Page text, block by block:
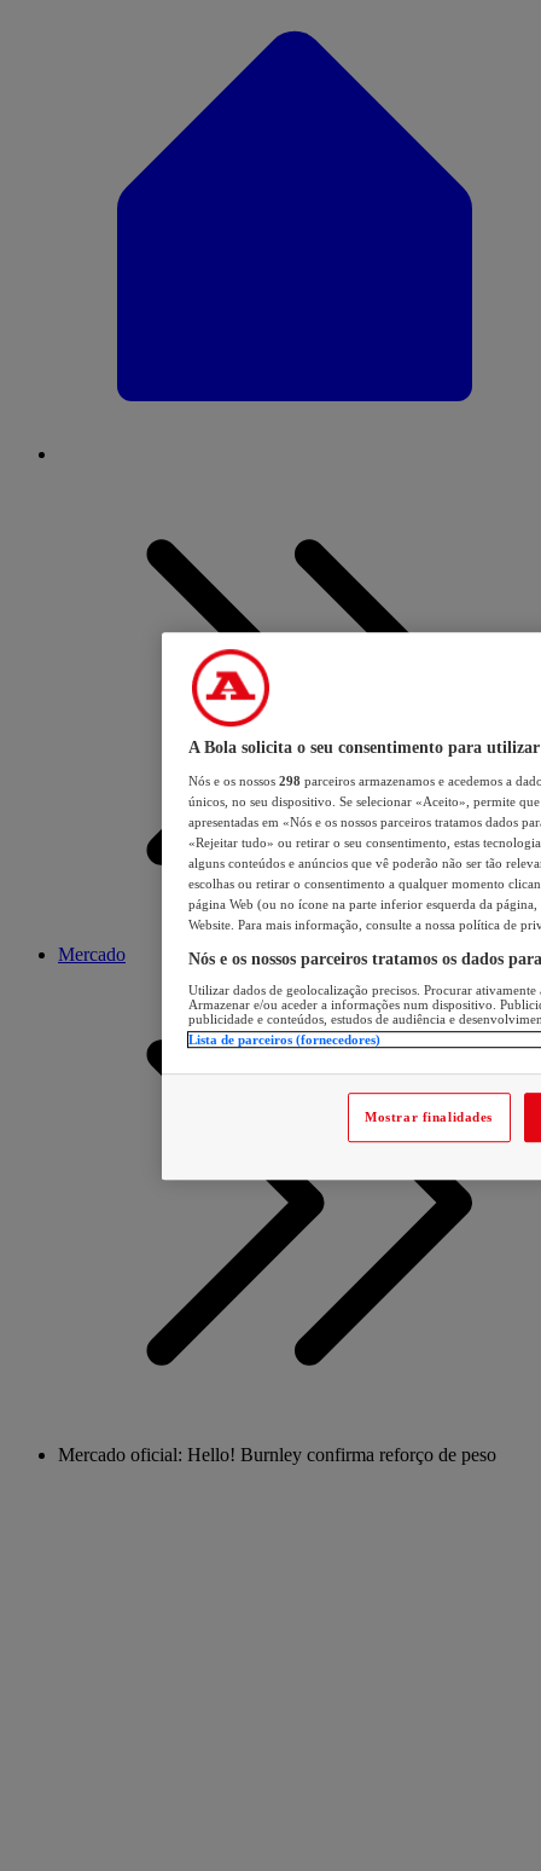
Mercado
Mercado oficial: Hello! Burnley confirma reforço de peso
A Bola solicita o seu consentimento para utilizar
Nós e os nossos 298 parceiros armazenamos e acedemos a
únicos, no seu dispositivo. Se selecionar «Aceito», permite
apresentadas em «Nós e os nossos parceiros tratamos dados
«Rejeitar tudo» ou retirar o seu consentimento, estas
alguns conteúdos e anúncios que vê poderão não ser tão
escolhas ou retirar o consentimento a qualquer momento
página Web (ou no ícone na parte inferior esquerda da página,
Website. Para mais informação, consulte a nossa política de
Nós e os nossos parceiros tratamos os dados
Utilizar dados de geolocalização precisos. Procurar
Armazenar e/ou aceder a informações num dispositivo.
publicidade e conteúdos, estudos de audiência e
Lista de parceiros (fornecedores)
Mostrar finalidades